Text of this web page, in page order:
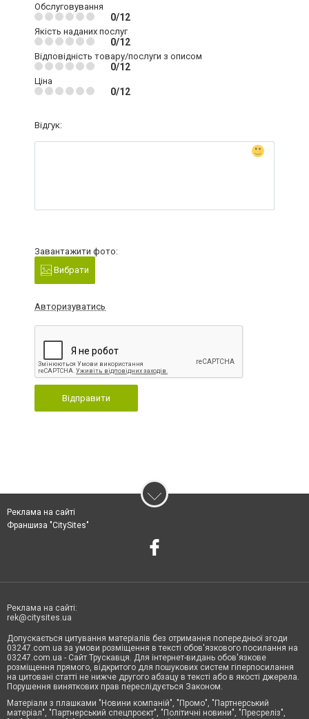
Обслуговування
0/12
Якість наданих послуг
0/12
Відповідність товару/послуги з описом
0/12
Ціна
0/12
Відгук:
Завантажити фото:
Вибрати
Авторизуватись
Відправити
Реклама на сайті
Франшиза "CitySites"
Реклама на сайті:
rek@citysites.ua
Допускається цитування матеріалів без отримання попередньої згоди
03247.com.ua за умови розміщення в тексті обов'язкового посилання на
03247.com.ua - Сайт Трускавця. Для інтернет-видань обов'язкове
розміщення прямого, відкритого для пошукових систем гіперпосилання
на цитовані статті не нижче другого абзацу в тексті або в якості джерела.
Порушення виняткових прав переслідується Законом.
Матеріали з плашками "Новини компаній", "Промо", "Партнерський
матеріал", "Партнерський спецпроєкт", "Політичні новини", "Пресреліз",